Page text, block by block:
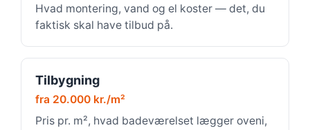
Hvad montering, vand og el koster — det, du
faktisk skal have tilbud på.
Tilbygning
fra 20.000 kr./m²
Pris pr. m², hvad badeværelset lægger oveni,